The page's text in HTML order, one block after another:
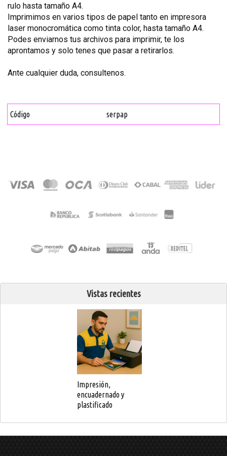
rulo hasta tamaño A4.
Imprimimos en varios tipos de papel tanto en impresora
laser monocromática como tinta color, hasta tamaño A4.
Podes enviarnos tus archivos para imprimir, te los
aprontamos y solo tenes que pasar a retirarlos.
Ante cualquier duda, consultenos.
Código serpap
Vistas recientes
Impresión,
encuadernado y
plastificado